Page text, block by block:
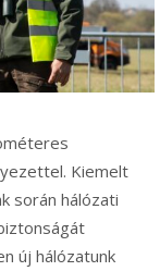
Kiemelt
során hálózati
új hálózatunk